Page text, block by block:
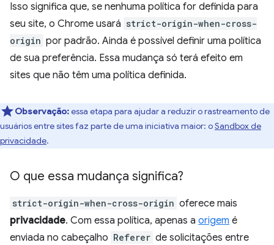
Isso significa que, se nenhuma política for definida para
seu site, o Chrome usará strict-origin-when-cross-
origin por padrão. Ainda é possível definir uma política
de sua preferência. Essa mudança só terá efeito em
sites que não têm uma política definida.
Observação:essa etapa para ajudar a reduzir o rastreamento de
usuários entre sites faz parte de uma iniciativa maior: oSandbox de
privacidade.
O que essa mudança significa?
strict-origin-when-cross-origin oferece mais
privacidade. Com essa política, apenas a origem é
enviada no cabeçalho Referer de solicitações entre